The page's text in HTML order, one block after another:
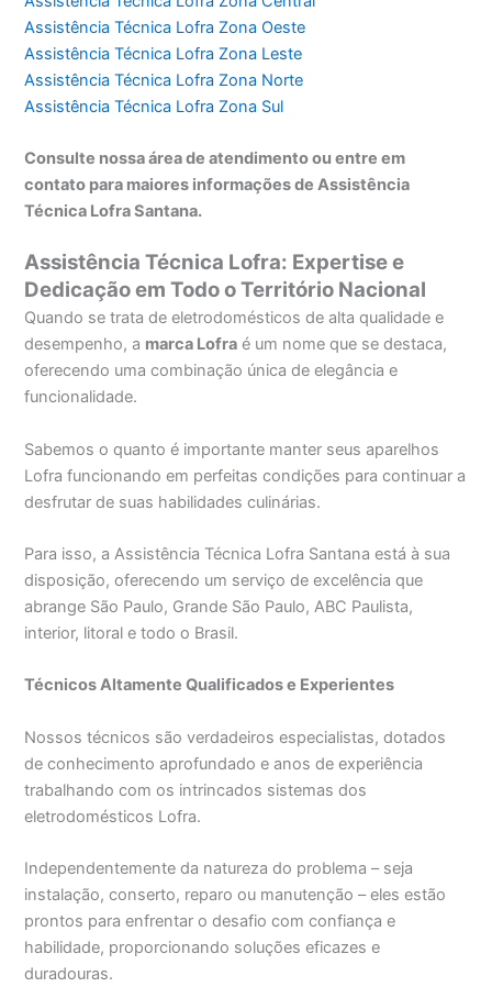
Assistência Técnica Lofra Zona Oeste
Assistência Técnica Lofra Zona Leste
Assistência Técnica Lofra Zona Norte
Assistência Técnica Lofra Zona Sul
Consulte nossa área de atendimento ou entre em
contato para maiores informações de Assistência
Técnica Lofra Santana.
Assistência Técnica Lofra: Expertise e
Dedicação em Todo o Território Nacional
Quando se trata de eletrodomésticos de alta qualidade e
desempenho, a marca Lofra é um nome que se destaca,
oferecendo uma combinação única de elegância e
funcionalidade.
Sabemos o quanto é importante manter seus aparelhos
Lofra funcionando em perfeitas condições para continuar a
desfrutar de suas habilidades culinárias.
Para isso, a Assistência Técnica Lofra Santana está à sua
disposição, oferecendo um serviço de excelência que
abrange São Paulo, Grande São Paulo, ABC Paulista,
interior, litoral e todo o Brasil.
Técnicos Altamente Qualificados e Experientes
Nossos técnicos são verdadeiros especialistas, dotados
de conhecimento aprofundado e anos de experiência
trabalhando com os intrincados sistemas dos
eletrodomésticos Lofra.
Independentemente da natureza do problema – seja
instalação, conserto, reparo ou manutenção – eles estão
prontos para enfrentar o desafio com confiança e
habilidade, proporcionando soluções eficazes e
duradouras.